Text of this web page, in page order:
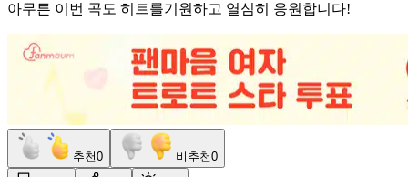
아무튼 이번 곡도 히트를기원하고 열심히 응원합니다!
추천0 비추천0